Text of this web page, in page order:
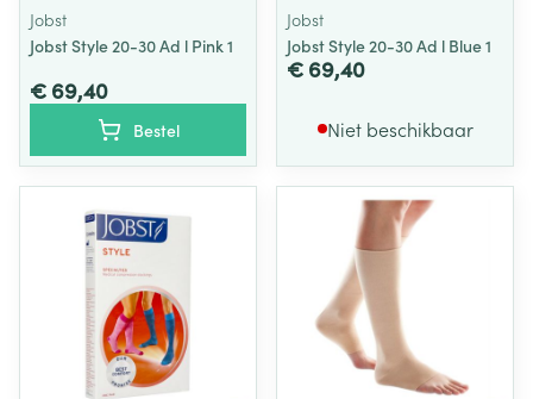
Jobst
Jobst Style 20-30 Ad l Pink 1
€ 69,40
Bestel
Jobst
Jobst Style 20-30 Ad l Blue 1
€ 69,40
Niet beschikbaar